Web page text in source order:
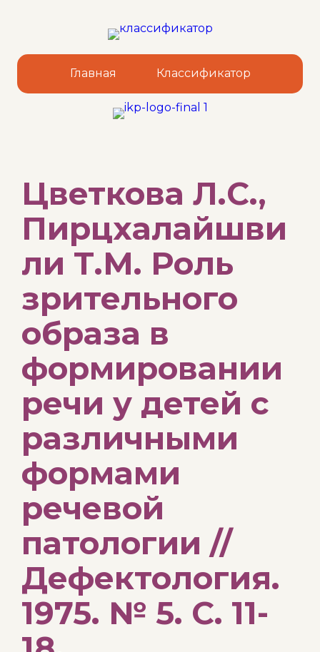
Главная Классификатор
Цветкова Л.С.,
Пирцхалайшви
ли Т.М. Роль
зрительного
образа в
формировании
речи у детей с
различными
формами
речевой
патологии //
Дефектология.
1975. № 5. С. 11-